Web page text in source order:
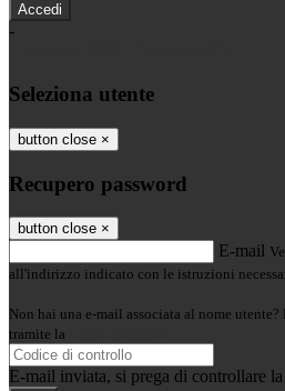
-
Seleziona utente
button close ×
Recupero password
button close ×
E-mail
all'indirizzo indicato con le istruzioni
Non hai una e-mail associata al nome
tramite la
E-mail inviata, si prega di controllare